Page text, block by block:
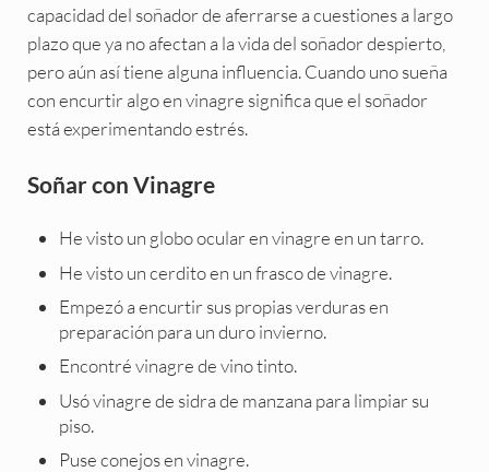
capacidad del soñador de aferrarse a cuestiones a largo
plazo que ya no afectan a la vida del soñador despierto,
pero aún así tiene alguna influencia. Cuando uno sueña
con encurtir algo en vinagre significa que el soñador
está experimentando estrés.
Soñar con Vinagre
He visto un globo ocular en vinagre en un tarro.
He visto un cerdito en un frasco de vinagre.
Empezó a encurtir sus propias verduras en
preparación para un duro invierno.
Encontré vinagre de vino tinto.
Usó vinagre de sidra de manzana para limpiar su
piso.
Puse conejos en vinagre.